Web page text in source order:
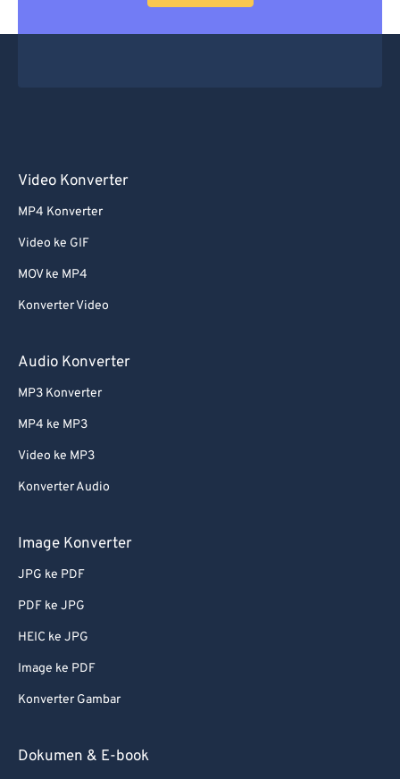
Video Konverter
MP4 Konverter
Video ke GIF
MOV ke MP4
Konverter Video
Audio Konverter
MP3 Konverter
MP4 ke MP3
Video ke MP3
Konverter Audio
Image Konverter
JPG ke PDF
PDF ke JPG
HEIC ke JPG
Image ke PDF
Konverter Gambar
Dokumen & E-book